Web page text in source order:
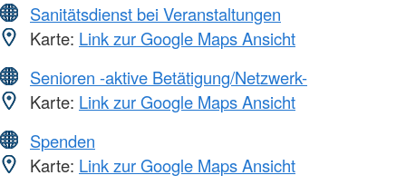
Sanitätsdienst bei Veranstaltungen
Karte: Link zur Google Maps Ansicht
Senioren -aktive Betätigung/Netzwerk-
Karte: Link zur Google Maps Ansicht
Spenden
Karte: Link zur Google Maps Ansicht